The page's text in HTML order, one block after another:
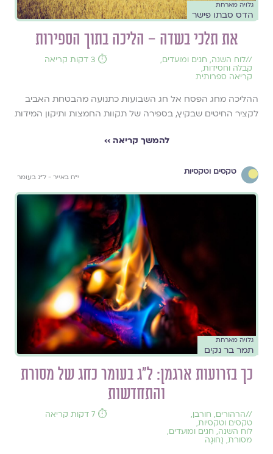
גלויה מארחת
הדס סבתו פישר
את תלכי בשדה – הליכה בתוך הספירות
//לוח השנה, חגים ומועדים,
קבלה וחסידות,
קריאה ספרותית
⏱️ 3 דקות קריאה
ההליכה מחג הפסח אל חג השבועות כתנועה מהבטחת האביב
לקציר החיטים שבקיץ, בספירה של תקוות החמצות ותיקון המידות
להמשך קריאה ››
טקסים וטקסיות
י״ח באייר - ל״ג בעומר
גלויה מארחת
תמר בר נקים
כך בזרועות ארגמן: ל"ג בעומר כחג של מסורת
והתחדשות
//הרהורים, חורבן,
טקסים וטקסיות,
לוח השנה, חגים ומועדים,
מסורת, נָחוּגָה
⏱️ 7 דקות קריאה